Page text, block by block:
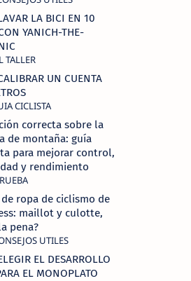
mundialmente por su
LA BICI EN 10
YANICH-THE-
UN CUENTA
correcta sobre la
de montaña: guía
para mejorar control,
y rendimiento
ropa de ciclismo de
maillot y culotte,
pena?
EL DESARROLLO
EL MONOPLATO